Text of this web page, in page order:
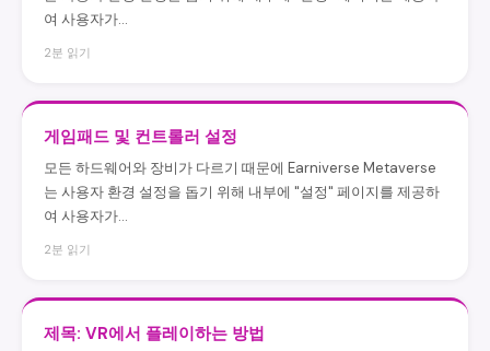
여 사용자가...
2분 읽기
게임패드 및 컨트롤러 설정
모든 하드웨어와 장비가 다르기 때문에 Earniverse Metaverse
는 사용자 환경 설정을 돕기 위해 내부에 "설정" 페이지를 제공하
여 사용자가...
2분 읽기
제목: VR에서 플레이하는 방법